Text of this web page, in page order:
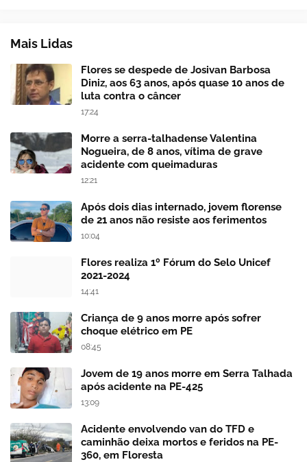
Mais Lidas
Flores se despede de Josivan Barbosa
Diniz, aos 63 anos, após quase 10 anos de
luta contra o câncer
17:24
Morre a serra-talhadense Valentina
Nogueira, de 8 anos, vítima de grave
acidente com queimaduras
12:21
Após dois dias internado, jovem florense
de 21 anos não resiste aos ferimentos
10:04
Flores realiza 1º Fórum do Selo Unicef
2021-2024
14:41
Criança de 9 anos morre após sofrer
choque elétrico em PE
08:45
Jovem de 19 anos morre em Serra Talhada
após acidente na PE-425
13:09
Acidente envolvendo van do TFD e
caminhão deixa mortos e feridos na PE-
360, em Floresta